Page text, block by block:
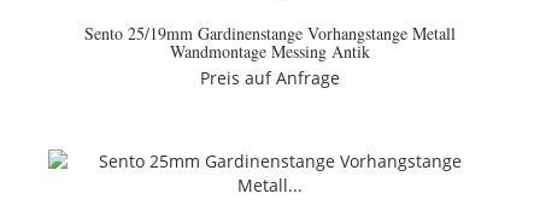
Sento 25/19mm Gardinenstange Vorhangstange Metall
Wandmontage Messing Antik
Preis auf Anfrage